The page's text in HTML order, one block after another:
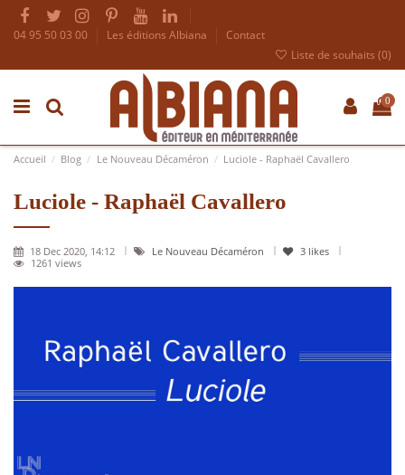
04 95 50 03 00 Les éditions Albiana
Contact
Liste de souhaits (0)
0
Accueil Blog Le Nouveau Décaméron Luciole - Raphaël Cavallero
Luciole - Raphaël Cavallero
18 Dec 2020, 14:12 Le Nouveau Décaméron 3 likes
1261 views